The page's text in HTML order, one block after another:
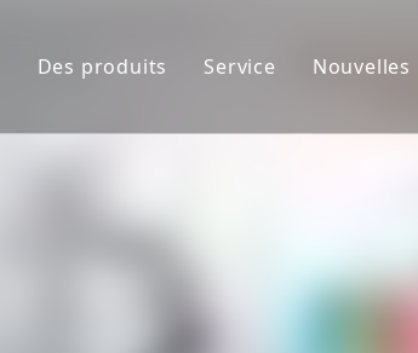
Des produits
Machine automatique de sacs
Sac en papier alimenté en rouleau
Rouleau entièrement automatique
Service Nouvelles